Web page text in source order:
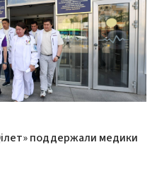
поддержали медики